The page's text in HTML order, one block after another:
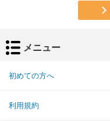
メニュー
初めての方へ
利用規約